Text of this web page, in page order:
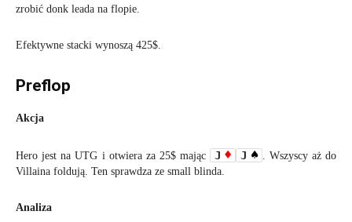
zrobić donk leada na flopie.
Efektywne stacki wynoszą 425$.
Preflop
Akcja
Hero jest na UTG i otwiera za 25$ mając J J
. Wszyscy aż do
Villaina foldują. Ten sprawdza ze small blinda.
Analiza